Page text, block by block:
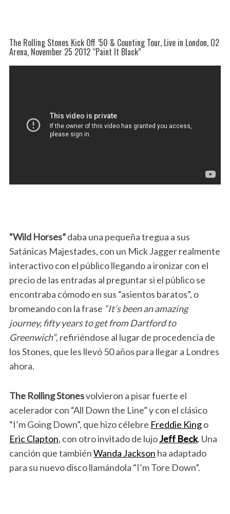
The Rolling Stones Kick Off ’50 & Counting Tour, Live in London, O2
Arena, November 25 2012 “Paint It Black”
“Wild Horses”daba una pequeña tregua a sus
Satánicas Majestades, con un Mick Jagger realmente
interactivo con el público llegando a ironizar con el
precio de las entradas al preguntar si el público se
encontraba cómodo en sus “asientos baratos”, o
bromeando con la frase “It’s been an amazing
journey, fifty years to get from Dartford to
Greenwich”, refiriéndose al lugar de procedencia de
los Stones, que les llevó 50 años para llegar a Londres
ahora.
The Rolling Stonesvolvieron a pisar fuerte el
acelerador con “All Down the Line” y con el clásico
“I’m Going Down”, que hizo célebre Freddie Kingo
Eric Clapton, con otro invitado de lujoJeff Beck. Una
canción que tambiénWanda Jackson ha adaptado
para su nuevo disco llamándola “I’m Tore Down”.